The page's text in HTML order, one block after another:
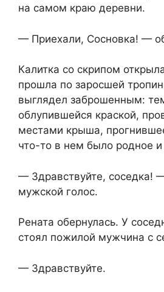
на самом краю деревни.
— Приехали, Сосновка! —
Калитка со скрипом
прошла по заросшей
выглядел заброшенным:
облупившейся краской,
местами крыша,
что-то в нем было родное и
— Здравствуйте, соседка!
мужской голос.
Рената обернулась. У
стоял пожилой мужчина с
— Здравствуйте.